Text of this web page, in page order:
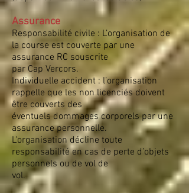
Assurance
Responsabilité civile : L’organisation de
la course est couverte par une
assurance RC souscrite
par Cap Vercors.
Individuelle accident : l’organisation
rappelle que les non licenciés doivent
être couverts des
éventuels dommages corporels par une
assurance personnelle.
L'organisation décline toute
responsabilité en cas de perte d’objets
personnels ou de vol de
vol.